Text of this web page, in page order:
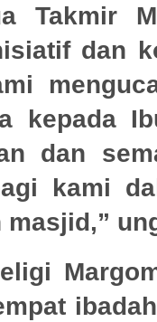
Takmir
dan
kepada
dan
kami
masjid,”